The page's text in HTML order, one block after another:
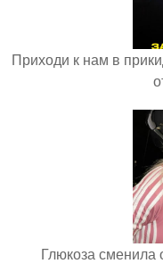
Приходи к нам в
Глюкоза сменила